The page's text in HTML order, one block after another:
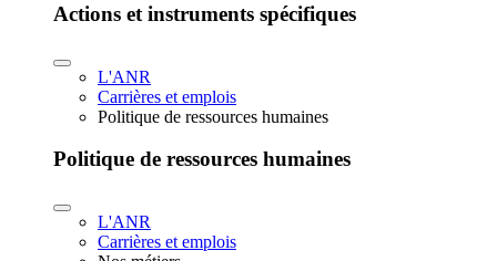
Actions et instruments spécifiques
L'ANR
Carrières et emplois
Politique de ressources humaines
Politique de ressources humaines
L'ANR
Carrières et emplois